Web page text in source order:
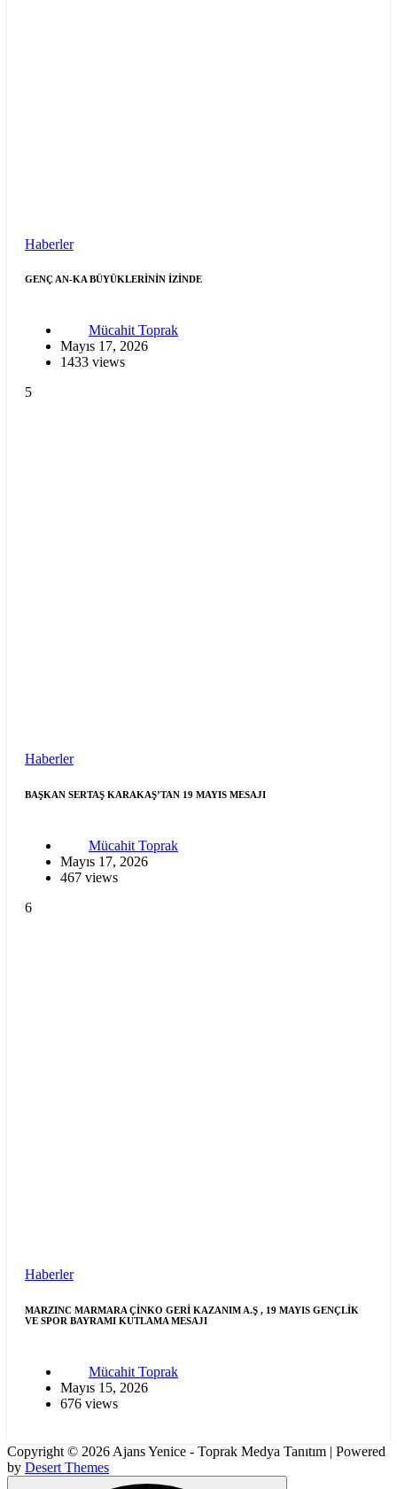
Haberler
GENÇ AN-KA BÜYÜKLERİNİN İZİNDE
Mücahit Toprak
Mayıs 17, 2026
1433 views
5
Haberler
BAŞKAN SERTAŞ KARAKAŞ’TAN 19 MAYIS MESAJI
Mücahit Toprak
Mayıs 17, 2026
467 views
6
Haberler
MARZINC MARMARA ÇİNKO GERİ KAZANIM A.Ş , 19 MAYIS GENÇLİK
VE SPOR BAYRAMI KUTLAMA MESAJI
Mücahit Toprak
Mayıs 15, 2026
676 views
Copyright © 2026 Ajans Yenice - Toprak Medya Tanıtım | Powered
by Desert Themes